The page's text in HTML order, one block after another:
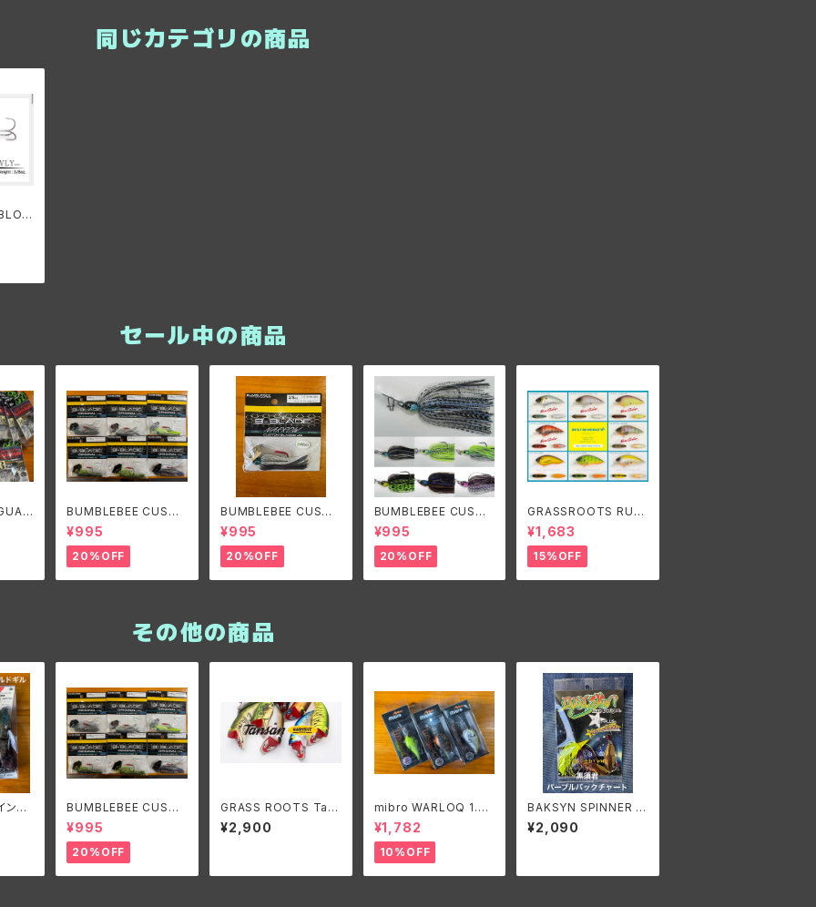
同じカテゴリの商品
セール中の商品
BUMBLEBEE CUSTO
M LURES B-BLADE
ORIGINAL 1/4oz/バン
ブルビーカスタムルアー
ズ ビーブレードオリジ
ナル1/4oz
¥995
20%OFF
BUMBLEBEE CUSTO
M LURES B-BLADE
NARROW 3/8oz バン
ブルビーカスタムルアー
ズ ビーブレードナロー
3/8oz
¥995
20%OFF
BUMBLEBEE CUSTO
M LURES B-BLADE
ORIGINAL 3/8oz/ バ
ンブルビーカスタムルア
ーズ ビーブレードオリ
ジナル3/8oz
¥995
20%OFF
GRASSROOTS RUN
BBIT SR/グラスルーツ
ランビットSR
¥1,683
15%OFF
その他の商品
ント
BUMBLEBEE CUSTO
M LURES B-BLADE
ORIGINAL 1/4oz/バン
ブルビーカスタムルアー
ズ ビーブレードオリジ
ナル1/4oz
¥995
20%OFF
GRASS ROOTS Tan
san/グラスルーツ タン
サン
¥2,900
mibro WARLOQ 1.5D
D/ミブロ ワーロック 1.
5DD
¥1,782
10%OFF
BAKSYN SPINNER B
AITS 3/8oz. 黒須君カ
ラー /バクシン スピナー
¥2,090